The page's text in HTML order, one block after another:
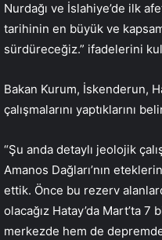
Nurdağı ve İslahiye’de ilk
tarihinin en büyük ve
sürdüreceğiz.” ifadelerini
Bakan Kurum, İskenderun,
çalışmalarını yaptıklarını
“Şu anda detaylı jeolojik
Amanos Dağları’nın
ettik. Önce bu rezerv
olacağız Hatay’da Mart’ta
merkezde hem de